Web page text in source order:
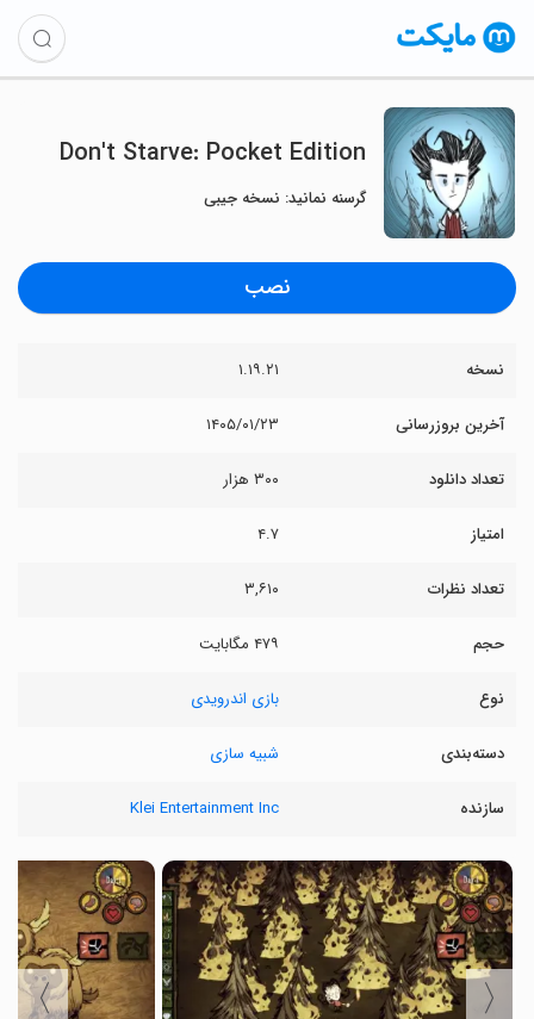
Don't Starve: Pocket Edition
گرسنه نمانید: نسخه جیبی
نصب
نسخه ۱.۱۹.۲۱
آخرین بروزرسانی ۱۴۰۵/۰۱/۲۳
تعداد دانلود ۳۰۰ هزار
امتیاز ۴.۷
تعداد نظرات ۳,۶۱۰
حجم ۴۷۹ مگابایت
نوع بازی اندرویدی
دسته‌بندی شبیه سازی
سازنده Klei Entertainment Inc
〈
〉